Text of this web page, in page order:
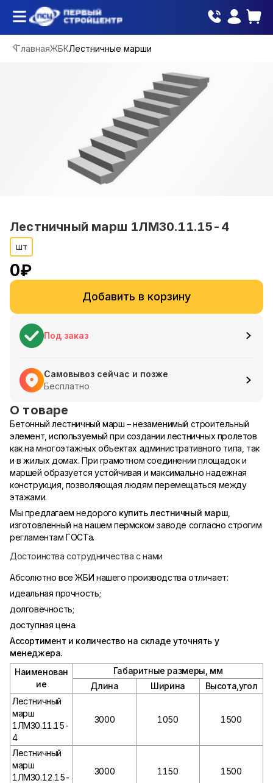
ГлавнаяЖБКЛестничные марши
Лестничный марш 1ЛМ30.11.15-4
шт
0₽
Добавить в корзину
Под заказ
Самовывоз сейчас и позже
Бесплатно
О товаре
Бетонный лестничный марш – незаменимый строительный
элемент, используемый при создании лестничных пролетов
как на многоэтажных объектах административного типа, так
и в жилых домах. При грамотном соединении площадок и
маршей образуется устойчивая и максимально надежная
конструкция, позволяющая людям перемещаться между
этажами.
Мы предлагаем недорого купить лестничный марш
изготовленный на нашем пермском заводе согласно строгим
регламентам ГОСТа.
Достоинства сотрудничества с нами
Абсолютно все ЖБИ нашего производства отличает:
идеальная прочность;
долговечность;
доступная цена.
Ассортимент и количество на складе уточнять у
менеджера.
Наименован
ие
Габаритные размеры, мм
Длина
Ширина
Высота,угол
Лестничный
марш
1ЛМ30.11.15-
4
3000 1050 1500
Лестничный
марш
1ЛМ30.12.15-
3000 1150 1500